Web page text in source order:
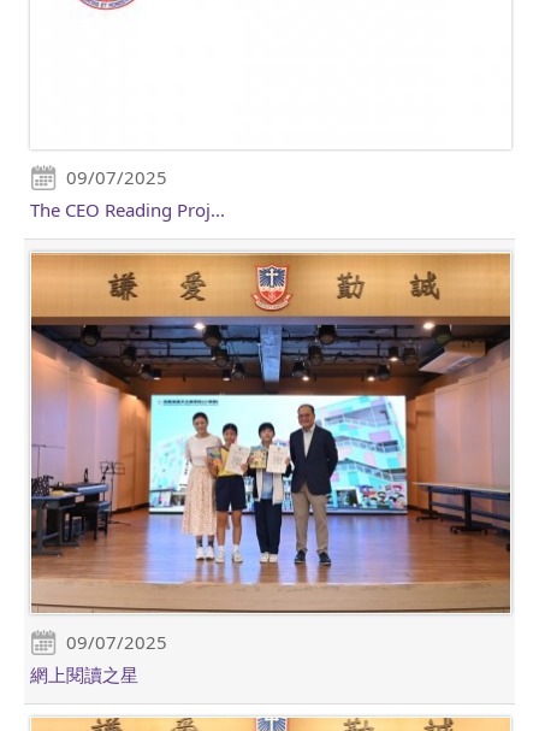
09/07/2025
The CEO Reading Proj...
09/07/2025
網上閱讀之星